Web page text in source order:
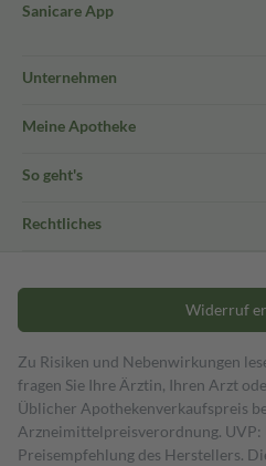
Sanicare App
Unternehmen
Meine Apotheke
So geht's
Rechtliches
Widerruf
Zu Risiken und Nebenwirkungen
fragen Sie Ihre Ärztin, Ihren Arzt
Üblicher Apothekenverkaufspreis
Arzneimittelpreisverordnung.
Preisempfehlung des Herstellers.